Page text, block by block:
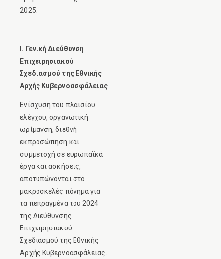
2025.
I. Γενική Διεύθυνση
Επιχειρησιακού
Σχεδιασμού της Εθνικής
Αρχής Κυβερνοασφάλειας
Ενίσχυση του πλαισίου
ελέγχου, οργανωτική
ωρίμανση, διεθνή
εκπροσώπηση και
συμμετοχή σε ευρωπαϊκά
έργα και ασκήσεις,
αποτυπώνονται στο
μακροσκελές πόνημα για
τα πεπραγμένα του 2024
της Διεύθυνσης
Επιχειρησιακού
Σχεδιασμού της Εθνικής
Αρχής Κυβερνοασφάλειας.